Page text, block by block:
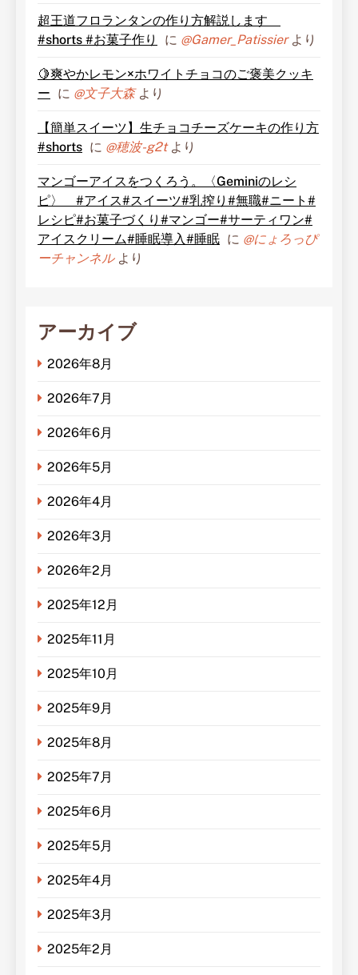
超王道フロランタンの作り方解説します
#shorts #お菓子作り
に @Gamer_Patissierより
🍋爽やかレモン×ホワイトチョコのご褒美クッキ
ー に @文子大森より
【簡単スイーツ】生チョコチーズケーキの作り方
#shorts に @穂波-g2tより
マンゴーアイスをつくろう。〈Geminiのレシ
ピ〉 #アイス#スイーツ#乳搾り#無職#ニート#
レシピ#お菓子づくり#マンゴー#サーティワン#
アイスクリーム#睡眠導入#睡眠 に @にょろっぴ
ーチャンネルより
アーカイブ
2026年8月
2026年7月
2026年6月
2026年5月
2026年4月
2026年3月
2026年2月
2025年12月
2025年11月
2025年10月
2025年9月
2025年8月
2025年7月
2025年6月
2025年5月
2025年4月
2025年3月
2025年2月